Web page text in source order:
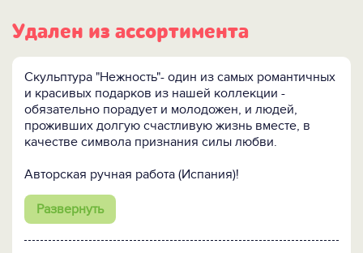
Удален из ассортимента
Скульптура "Нежность"- один из самых романтичных
и красивых подарков из нашей коллекции -
обязательно порадует и молодожен, и людей,
проживших долгую счастливую жизнь вместе, в
качестве символа признания силы любви.
Авторская ручная работа (Испания)!
Развернуть